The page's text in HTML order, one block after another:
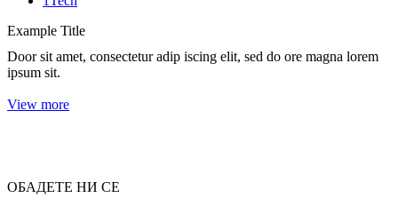
Example Title
Door sit amet, consectetur adip iscing elit, sed do ore magna lorem
ipsum sit.
View more
ОБАДЕТЕ НИ СЕ